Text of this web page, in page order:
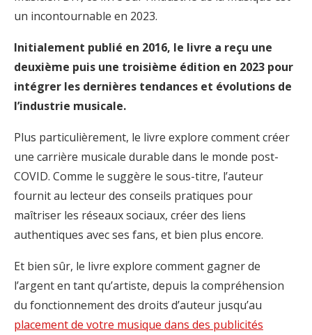
un incontournable en 2023.
Initialement publié en 2016, le livre a reçu une
deuxième puis une troisième édition en 2023 pour
intégrer les dernières tendances et évolutions de
l’industrie musicale.
Plus particulièrement, le livre explore comment créer
une carrière musicale durable dans le monde post-
COVID. Comme le suggère le sous-titre, l’auteur
fournit au lecteur des conseils pratiques pour
maîtriser les réseaux sociaux, créer des liens
authentiques avec ses fans, et bien plus encore.
Et bien sûr, le livre explore comment gagner de
l’argent en tant qu’artiste, depuis la compréhension
du fonctionnement des droits d’auteur jusqu’au
placement de votre musique dans des publicités